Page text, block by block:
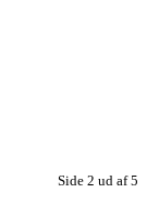
Side 2 ud af 5